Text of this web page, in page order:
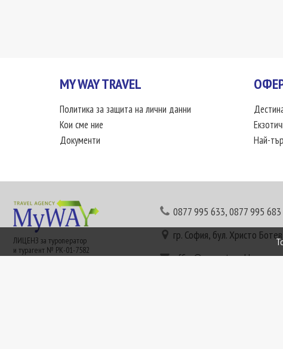
MY WAY TRAVEL
Политика за защита на лични данни
Кои сме ние
Документи
Най-
ЛИЦЕНЗ за туроператор
и турагент № РК-01-7582
0877 995 633,0877 995 683
гр. София, бул. Христо
office@mywaytravel.bg